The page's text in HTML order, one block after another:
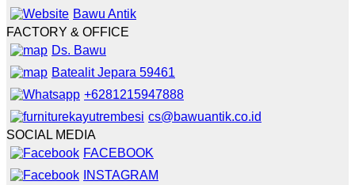
Bawu Antik
FACTORY & OFFICE
Ds. Bawu
Batealit Jepara 59461
+6281215947888
cs@bawuantik.co.id
SOCIAL MEDIA
FACEBOOK
INSTAGRAM